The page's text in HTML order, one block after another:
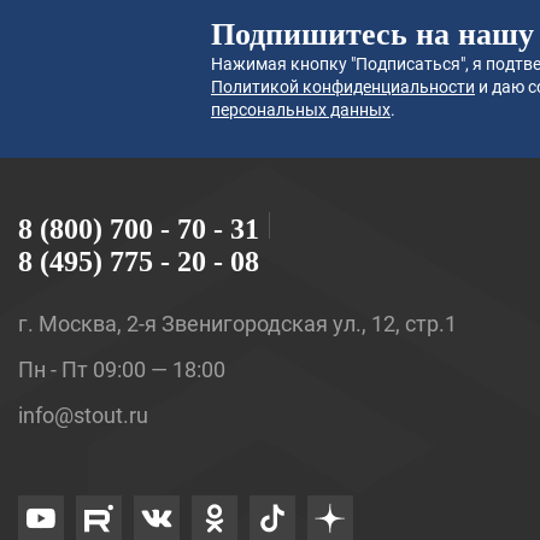
Подпишитесь на нашу
Нажимая кнопку "Подписаться", я
Политикой конфиденциальности и даю
персональных данных.
8 (800) 700 - 70 - 31
8 (495) 775 - 20 - 08
г. Москва, 2-я Звенигородская ул., 12, стр.1
Пн - Пт 09:00 — 18:00
info@stout.ru